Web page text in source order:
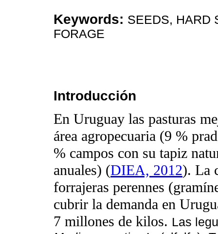
Keywords: SEEDS, HARD
FORAGE
Introducción
En Uruguay las pasturas
área agropecuaria (9 %
% campos con su tapiz
anuales) (DIEA, 2012). La
forrajeras perennes
cubrir la demanda en
7 millones de kilos. Las